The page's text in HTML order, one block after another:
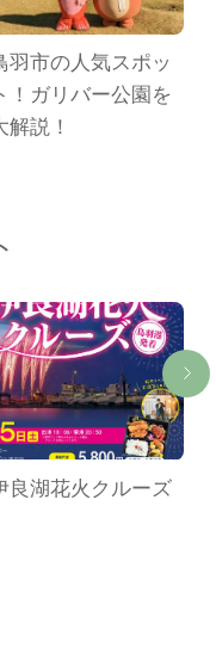
羽市の人気スポッ
！ガリバー公園を
解説！
良湖花火クルーズ